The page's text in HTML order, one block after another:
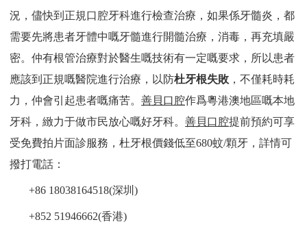
況，儘快到正規口腔牙科進行檢查治療，如果係牙髓炎，都
需要先將患者牙體中嘅牙髓進行開髓治療，消毒，再充填嚴
密。仲有根管治療對於醫生嘅技術有一定嘅要求，所以患者
應該到正規嘅醫院進行治療，以防杜牙根失敗 ，不僅耗時耗
力，仲會引起患者嘅痛苦。 善貝口腔作爲粵港澳地區嘅本地
牙科，緻力于做市民放心嘅好牙科。 善貝口腔提前預約可享
受免費拍片面診服務，杜牙根價錢低至680蚊/顆牙，詳情可
撥打電話：
+86 18038164518(深圳)
+852 51946662(香港)